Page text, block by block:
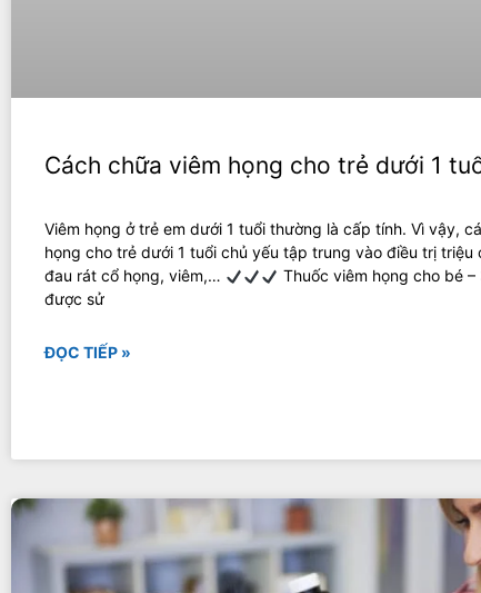
Cách chữa viêm họng cho trẻ dưới 1
Viêm họng ở trẻ em dưới 1 tuổi thường là cấp tính. Vì vậy,
họng cho trẻ dưới 1 tuổi chủ yếu tập trung vào điều trị triệu
đau rát cổ họng, viêm,…
Thuốc viêm họng cho bé –
được sử
ĐỌC TIẾP »